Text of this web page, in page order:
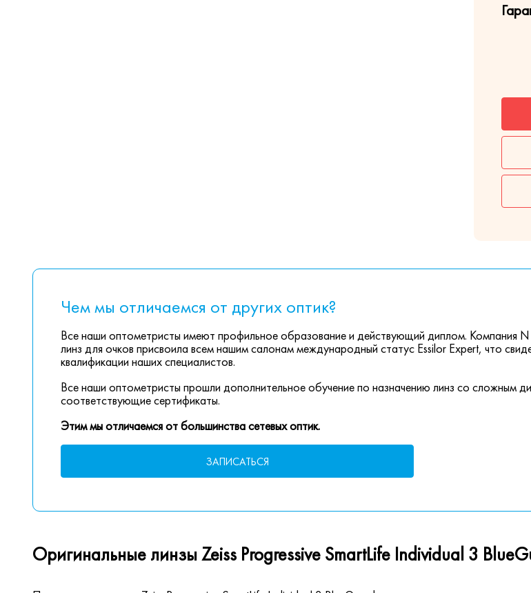
Чем мы отличаемся от других оптик?
Все наши оптометристы имеют профильное образование и действующий диплом. Компания
линз для очков присвоила всем нашим салонам международный статус Essilor Expert, что
квалификации наших специалистов.
Все наши оптометристы прошли дополнительное обучение по назначению линз со сложным
соответствующие сертификаты.
Этим мы отличаемся от большинства сетевых оптик.
ЗАПИСАТЬСЯ
Оригинальные линзы Zeiss Progressive SmartLife Individual 3